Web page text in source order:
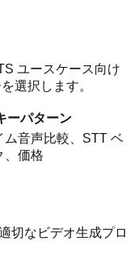
ユースケース向け
選択します。
ーパターン
ム音声比較、STT ベ
、価格
切なビデオ生成プロ